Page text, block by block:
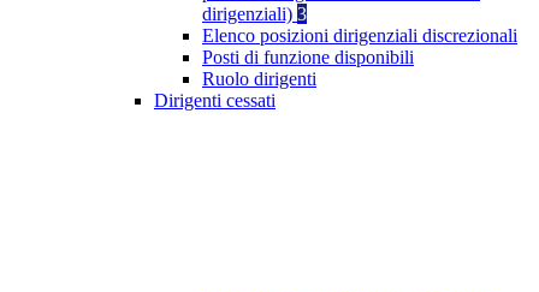
dirigenziali) 3
Elenco posizioni dirigenziali discrezionali
Posti di funzione disponibili
Ruolo dirigenti
Dirigenti cessati